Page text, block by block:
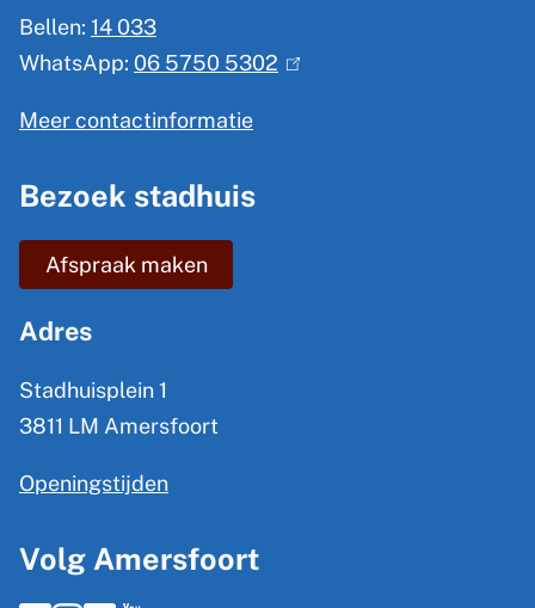
m
m
Bellen: 14 033
WhatsApp: 06 5750 5302
Meer contactinformatie
Bezoek stadhuis
Afspraak maken
Adres
Stadhuisplein 1
3811 LM Amersfoort
Openingstijden
Volg Amersfoort